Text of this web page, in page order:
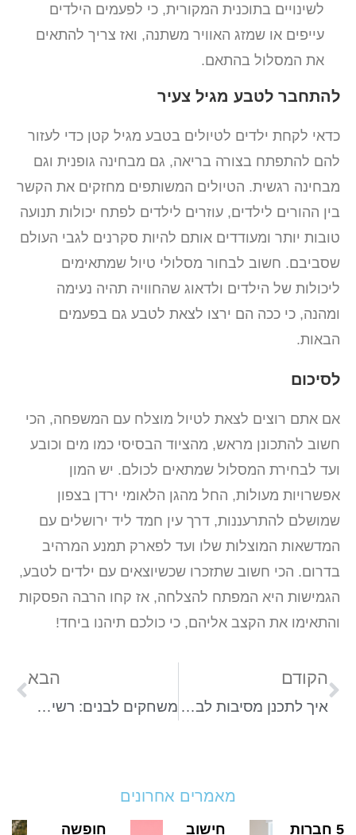
לשינויים בתוכנית המקורית, כי לפעמים הילדים
עייפים או שמזג האוויר משתנה, ואז צריך להתאים
את המסלול בהתאם.
להתחבר לטבע מגיל צעיר
כדאי לקחת ילדים לטיולים בטבע מגיל קטן כדי לעזור
להם להתפתח בצורה בריאה, גם מבחינה גופנית וגם
מבחינה רגשית. הטיולים המשותפים מחזקים את הקשר
בין ההורים לילדים, עוזרים לילדים לפתח יכולות תנועה
טובות יותר ומעודדים אותם להיות סקרנים לגבי העולם
שסביבם. חשוב לבחור מסלולי טיול שמתאימים
ליכולות של הילדים ולדאוג שהחוויה תהיה נעימה
ומהנה, כי ככה הם ירצו לצאת לטבע גם בפעמים
הבאות.
לסיכום
אם אתם רוצים לצאת לטיול מוצלח עם המשפחה, הכי
חשוב להתכונן מראש, מהציוד הבסיסי כמו מים וכובע
ועד לבחירת המסלול שמתאים לכולם. יש המון
אפשרויות מעולות, החל מהגן הלאומי ירדן בצפון
שמושלם להתרעננות, דרך עין חמד ליד ירושלים עם
המדשאות המוצלות שלו ועד לפארק תמנע המרהיב
בדרום. הכי חשוב שתזכרו שכשיוצאים עם ילדים לטבע,
הגמישות היא המפתח להצלחה, אז קחו הרבה הפסקות
והתאימו את הקצב אליהם, כי כולכם תיהנו ביחד!
הקודם
איך לתכנן מסיבות לבני נוער? כך תהפכו את יום ההולדת שלהם למדהים
הבא
משחקים לבנים: רשימת אפשרויות שהם בטוח יאהבו
מאמרים אחרונים
5 חברות חישוב חופשה